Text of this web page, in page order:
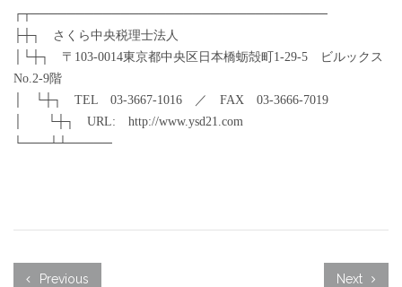
┌┬─────────────────────────────────
├┼┐ さくら中央税理士法人
│└┼┐ 〒103-0014東京都中央区日本橋蛎殻町1-29-5 ビルックス
No.2-9階
│ └┼┐ TEL 03-3667-1016 ／ FAX 03-3666-7019
│ └┼┐ URL: http://www.ysd21.com
└───┴┴─────
Previous Next